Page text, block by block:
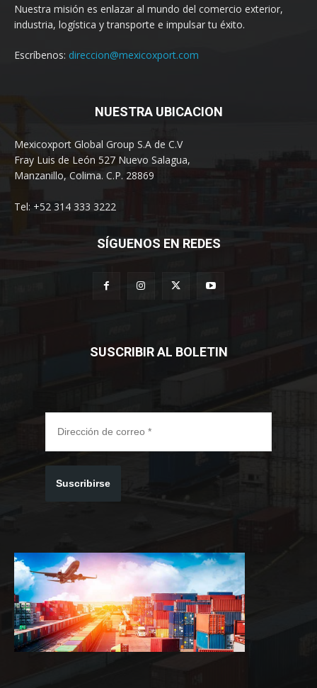
Nuestra misión es enlazar al mundo del comercio exterior,
industria, logística y transporte e impulsar tu éxito.
Escríbenos: direccion@mexicoxport.com
NUESTRA UBICACION
Mexicoxport Global Group S.A de C.V
Fray Luis de León 527 Nuevo Salagua,
Manzanillo, Colima. C.P. 28869
Tel: +52 314 333 3222
SÍGUENOS EN REDES
SUSCRIBIR AL BOLETIN
Suscribirse